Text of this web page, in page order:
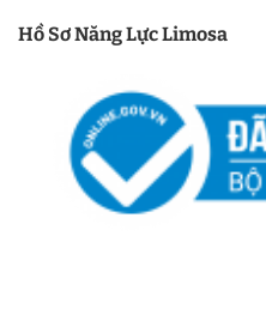
Hồ Sơ Năng Lực Limosa